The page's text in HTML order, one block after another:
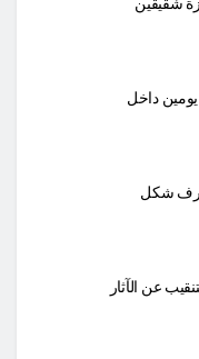
داخل
اعرف شكل
عن الآثار